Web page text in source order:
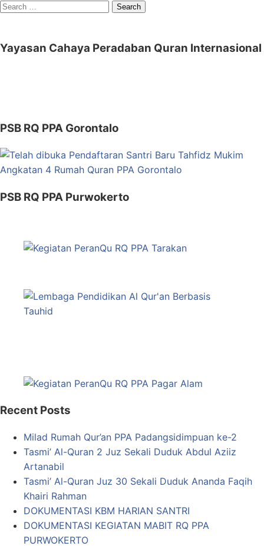
Search
Yayasan Cahaya Peradaban Quran Internasional
PSB RQ PPA Gorontalo
PSB RQ PPA Purwokerto
Recent Posts
Milad Rumah Qur’an PPA Padangsidimpuan ke-2
Tasmi’ Al-Quran 2 Juz Sekali Duduk Abdul Aziiz
Artanabil
Tasmi’ Al-Quran Juz 30 Sekali Duduk Ananda Faqih
Khairi Rahman
DOKUMENTASI KBM HARIAN SANTRI
DOKUMENTASI KEGIATAN MABIT RQ PPA
PURWOKERTO